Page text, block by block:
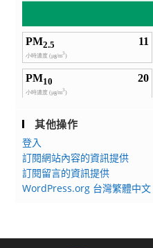
其他操作
登入
訂閱網站內容的資訊提供
訂閱留言的資訊提供
WordPress.org 台灣繁體中文